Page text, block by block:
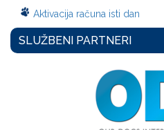
Aktivacija računa isti dan
SLUŽBENI PARTNERI